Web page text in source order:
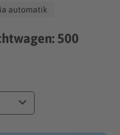
automatik
500